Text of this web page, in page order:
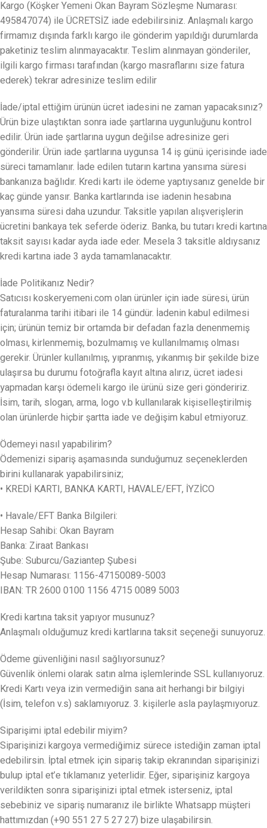
Kargo (Köşker Yemeni Okan Bayram Sözleşme Numarası:
495847074) ile ÜCRETSİZ iade edebilirsiniz. Anlaşmalı kargo
firmamız dışında farklı kargo ile gönderim yapıldığı durumlarda
paketiniz teslim alınmayacaktır. Teslim alınmayan gönderiler,
ilgili kargo firması tarafından (kargo masraflarını size fatura
ederek) tekrar adresinize teslim edilir
İade/iptal ettiğim ürünün ücret iadesini ne zaman yapacaksınız?
Ürün bize ulaştıktan sonra iade şartlarına uygunluğunu kontrol
edilir. Ürün iade şartlarına uygun değilse adresinize geri
gönderilir. Ürün iade şartlarına uygunsa 14 iş günü içerisinde iade
süreci tamamlanır. İade edilen tutarın kartına yansıma süresi
bankanıza bağlıdır. Kredi kartı ile ödeme yaptıysanız genelde bir
kaç günde yansır. Banka kartlarında ise iadenin hesabına
yansıma süresi daha uzundur. Taksitle yapılan alışverişlerin
ücretini bankaya tek seferde öderiz. Banka, bu tutarı kredi kartına
taksit sayısı kadar ayda iade eder. Mesela 3 taksitle aldıysanız
kredi kartına iade 3 ayda tamamlanacaktır.
İade Politikanız Nedir?
Satıcısı koskeryemeni.com olan ürünler için iade süresi, ürün
faturalanma tarihi itibari ile 14 gündür. İadenin kabul edilmesi
için; ürünün temiz bir ortamda bir defadan fazla denenmemiş
olması, kirlenmemiş, bozulmamış ve kullanılmamış olması
gerekir. Ürünler kullanılmış, yıpranmış, yıkanmış bir şekilde bize
ulaşırsa bu durumu fotoğrafla kayıt altına alırız, ücret iadesi
yapmadan karşı ödemeli kargo ile ürünü size geri göndeririz.
İsim, tarih, slogan, arma, logo v.b kullanılarak kişiselleştirilmiş
olan ürünlerde hiçbir şartta iade ve değişim kabul etmiyoruz.
Ödemeyi nasıl yapabilirim?
Ödemenizi sipariş aşamasında sunduğumuz seçeneklerden
birini kullanarak yapabilirsiniz;
• KREDİ KARTI, BANKA KARTI, HAVALE/EFT, İYZİCO
• Havale/EFT Banka Bilgileri:
Hesap Sahibi: Okan Bayram
Banka: Ziraat Bankası
Şube: Suburcu/Gaziantep Şubesi
Hesap Numarası: 1156-47150089-5003
IBAN: TR 2600 0100 1156 4715 0089 5003
Kredi kartına taksit yapıyor musunuz?
Anlaşmalı olduğumuz kredi kartlarına taksit seçeneği sunuyoruz.
Ödeme güvenliğini nasıl sağlıyorsunuz?
Güvenlik önlemi olarak satın alma işlemlerinde SSL kullanıyoruz.
Kredi Kartı veya izin vermediğin sana ait herhangi bir bilgiyi
(İsim, telefon v.s) saklamıyoruz. 3. kişilerle asla paylaşmıyoruz.
Siparişimi iptal edebilir miyim?
Siparişinizi kargoya vermediğimiz sürece istediğin zaman iptal
edebilirsin. İptal etmek için sipariş takip ekranından siparişinizi
bulup iptal et’e tıklamanız yeterlidir. Eğer, siparişiniz kargoya
verildikten sonra siparişinizi iptal etmek isterseniz, iptal
sebebiniz ve sipariş numaranız ile birlikte Whatsapp müşteri
hattımızdan (+90 551 27 5 27 27) bize ulaşabilirsin.